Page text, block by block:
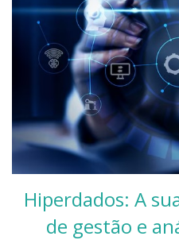
Hiperdados: A
de gestão e